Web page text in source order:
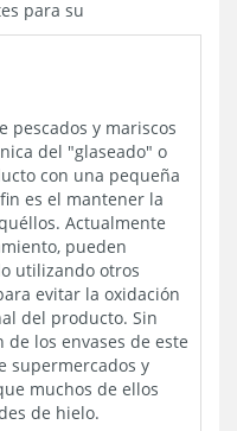
para su
pescados y mariscos
del "glaseado" o
con una pequeña
es el mantener la
Actualmente
pueden
utilizando otros
evitar la oxidación
del producto. Sin
los envases de este
supermercados y
muchos de ellos
de hielo.